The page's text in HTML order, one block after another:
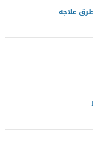
علاجه